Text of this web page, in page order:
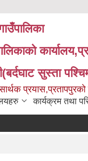
सुस्ता
कार्यक्रम तथा